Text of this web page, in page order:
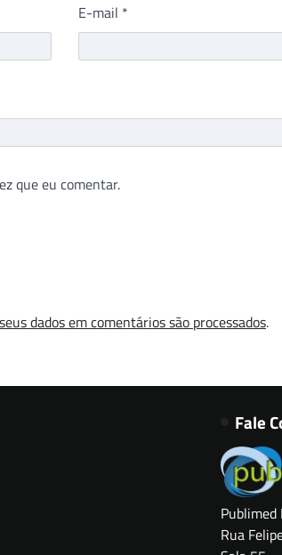
E-mail *
que eu comentar.
dados em comentários são processados.
Fale
Publimed
Rua